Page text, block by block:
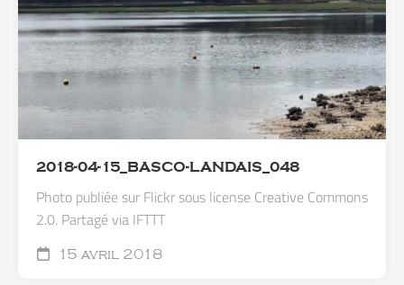
2018-04-15_BASCO-LANDAIS_048
Photo publiée sur Flickr sous license Creative Commons
2.0. Partagé via IFTTT
15 avril 2018